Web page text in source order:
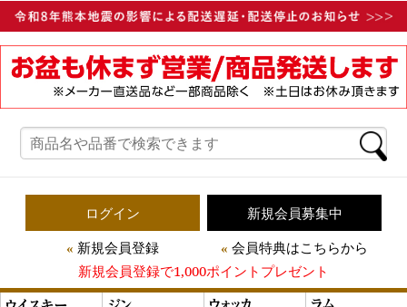
ログイン
新規会員登録
新規会員募集中
会員特典はこちらから
新規会員登録で1,000ポイントプレゼント